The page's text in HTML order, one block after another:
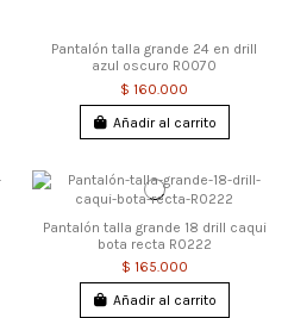
Pantalón talla grande 24 en drill
azul oscuro R0070
$ 160.000
Añadir al carrito
Pantalón talla grande 18 drill caqui
bota recta R0222
$ 165.000
Añadir al carrito